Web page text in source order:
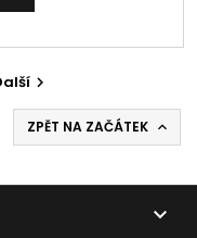

ZPĚT NA ZAČÁTEK 
